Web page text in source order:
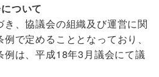
ついて
、協議会の組織及び運営に関
で定めることとなっており、
は、平成18年3月議会にて議